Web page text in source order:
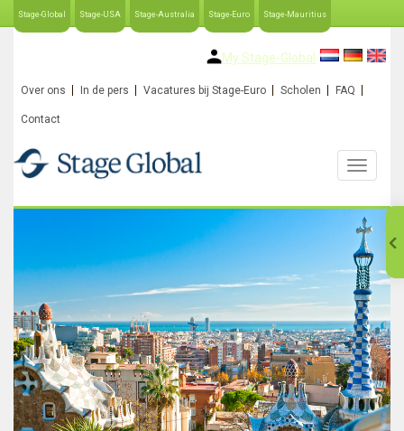
Stage-Global Stage-USA Stage-Australia Stage-Euro Stage-Mauritius
My Stage-Global
Over ons In de pers Vacatures bij Stage-Euro Scholen FAQ
Contact